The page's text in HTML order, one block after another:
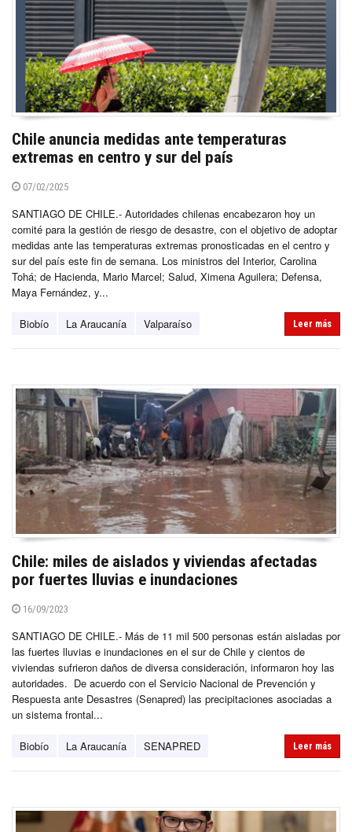
Chile anuncia medidas ante temperaturas
extremas en centro y sur del país
07/02/2025
SANTIAGO DE CHILE.- Autoridades chilenas encabezaron hoy un
comité para la gestión de riesgo de desastre, con el objetivo de adoptar
medidas ante las temperaturas extremas pronosticadas en el centro y
sur del país este fin de semana. Los ministros del Interior, Carolina
Tohá; de Hacienda, Mario Marcel; Salud, Ximena Aguilera; Defensa,
Maya Fernández, y...
Biobío La Araucanía Valparaíso Leer más
Chile: miles de aislados y viviendas afectadas
por fuertes lluvias e inundaciones
16/09/2023
SANTIAGO DE CHILE.- Más de 11 mil 500 personas están aisladas por
las fuertes lluvias e inundaciones en el sur de Chile y cientos de
viviendas sufrieron daños de diversa consideración, informaron hoy las
autoridades. De acuerdo con el Servicio Nacional de Prevención y
Respuesta ante Desastres (Senapred) las precipitaciones asociadas a
un sistema frontal...
Biobío La Araucanía SENAPRED Leer más